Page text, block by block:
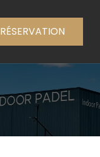
RÉSERVATION